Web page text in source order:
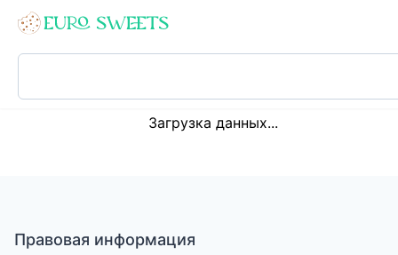
Загрузка данных...
Правовая информация